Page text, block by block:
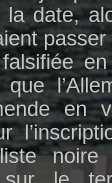
la date,
en
noire